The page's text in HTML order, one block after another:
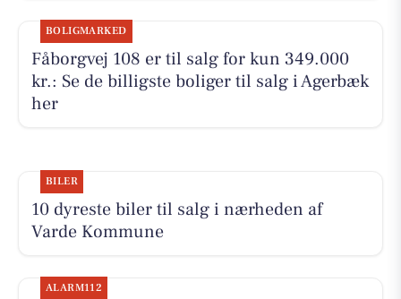
BOLIGMARKED
Fåborgvej 108 er til salg for kun 349.000
kr.: Se de billigste boliger til salg i Agerbæk
her
BILER
10 dyreste biler til salg i nærheden af
Varde Kommune
ALARM112